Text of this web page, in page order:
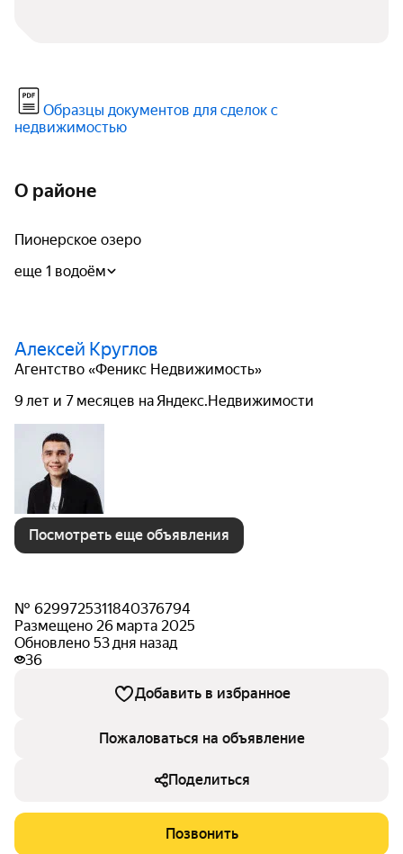
Образцы документов для сделок с
недвижимостью
О районе
Пионерское озеро
еще 1 водоём
Алексей Круглов
Агентство «Феникс Недвижимость»
9 лет и 7 месяцев на Яндекс.Недвижимости
Посмотреть еще объявления
№ 6299725311840376794
Размещено 26 марта 2025
Обновлено 53 дня назад
36
Добавить в избранное
Пожаловаться на объявление
Поделиться
Позвонить